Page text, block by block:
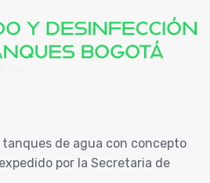
tanques de agua con concepto
por la Secretaria de